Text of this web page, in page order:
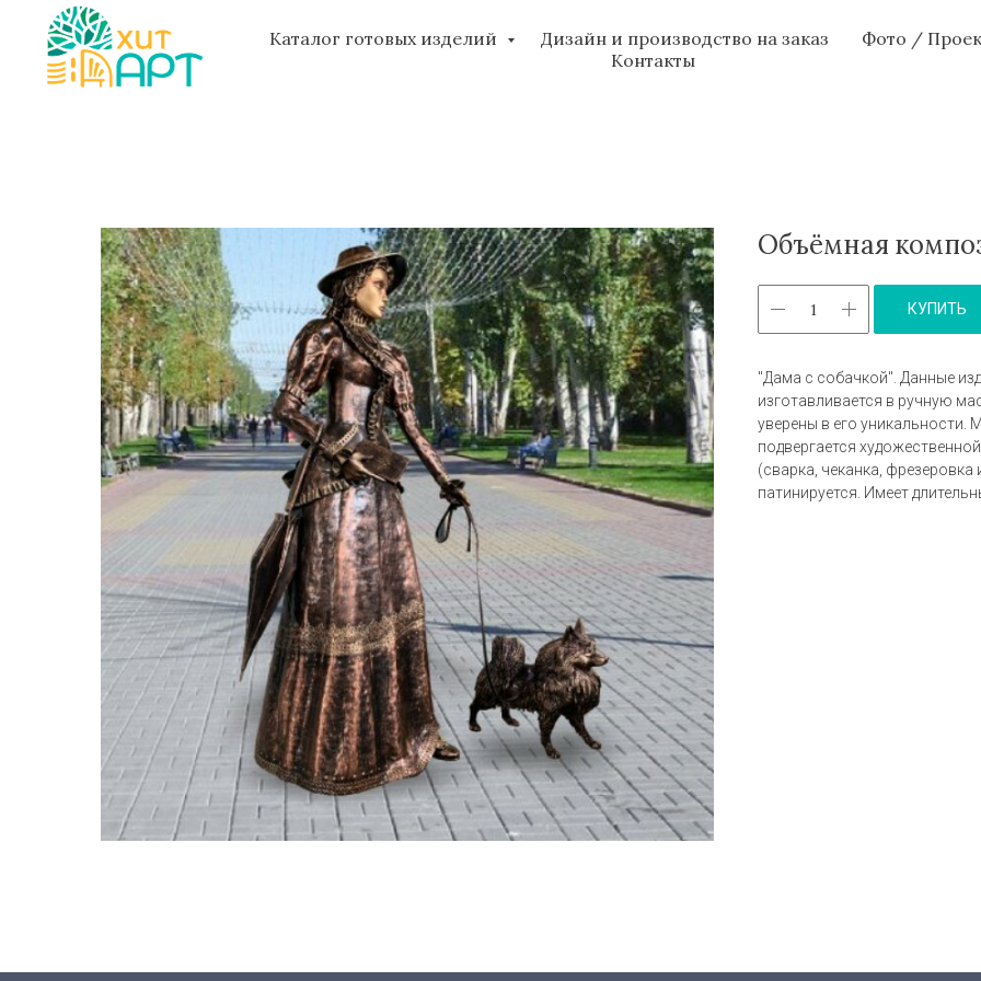
Каталог готовых изделий Дизайн и производство на заказ
Фото /
Контакты
Объёмная
КУПИТЬ
"Дама с собачкой". Данные
изготавливается в ручную
уверены в его уникальности.
подвергается
(сварка, чеканка, фрезеровка
патинируется. Имеет